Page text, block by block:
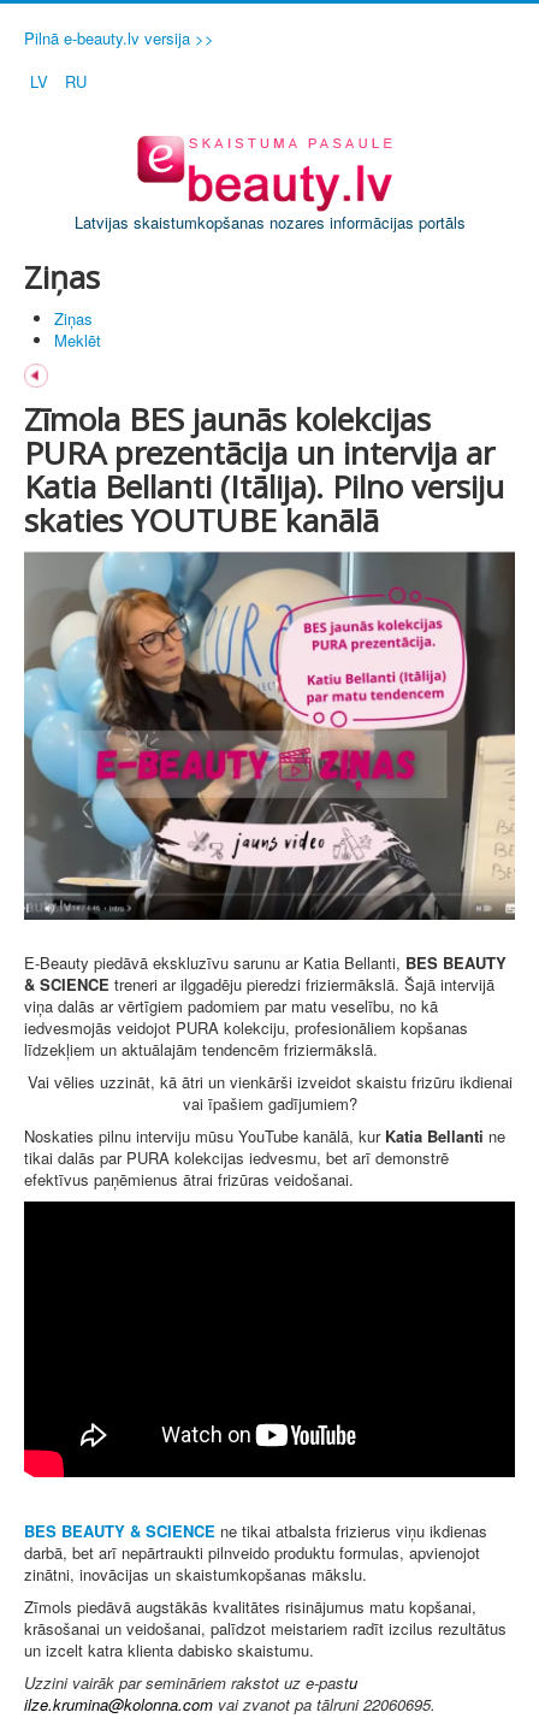
Pilnā e-beauty.lv versija >>
LV
RU
Latvijas skaistumkopšanas nozares informācijas portāls
Ziņas
Ziņas
Meklēt
Zīmola BES jaunās kolekcijas
PURA prezentācija un intervija ar
Katia Bellanti (Itālija). Pilno versiju
skaties YOUTUBE kanālā
E-Beauty piedāvā ekskluzīvu sarunu ar Katia Bellanti, BES BEAUTY
& SCIENCE treneri ar ilggadēju pieredzi friziermākslā. Šajā intervijā
viņa dalās ar vērtīgiem padomiem par matu veselību, no kā
iedvesmojās veidojot PURA kolekciju, profesionāliem kopšanas
līdzekļiem un aktuālajām tendencēm friziermākslā.
Vai vēlies uzzināt, kā ātri un vienkārši izveidot skaistu frizūru ikdienai
vai īpašiem gadījumiem?
Noskaties pilnu interviju mūsu YouTube kanālā, kur Katia Bellanti ne
tikai dalās par PURA kolekcijas iedvesmu, bet arī demonstrē
efektīvus paņēmienus ātrai frizūras veidošanai.
BES BEAUTY & SCIENCE ne tikai atbalsta frizierus viņu ikdienas
darbā, bet arī nepārtraukti pilnveido produktu formulas, apvienojot
zinātni, inovācijas un skaistumkopšanas mākslu.
Zīmols piedāvā augstākās kvalitātes risinājumus matu kopšanai,
krāsošanai un veidošanai, palīdzot meistariem radīt izcilus rezultātus
un izcelt katra klienta dabisko skaistumu.
Uzzini vairāk par semināriem rakstot uz e-pastu
vai zvanot pa tālruni 22060695.